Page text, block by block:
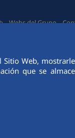
Sitio Web,
que se
Webs del Grupo